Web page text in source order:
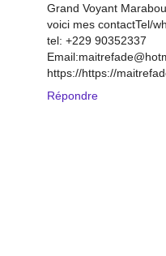
Grand Voyant
voici mes contactTel/
tel: +229 90352337
https://https://
Répondre